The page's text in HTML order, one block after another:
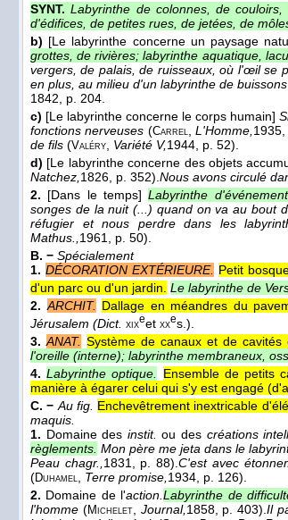
SYNT.Labyrinthe de colonnes, de
d'édifices, de petites rues, de jetées, de
b) [Le labyrinthe concerne un paysage
grottes, de rivières; labyrinthe aquatique,
vergers, de palais, de ruisseaux, où l'œil se
en plus, au milieu d'un labyrinthe de buissons
1842, p. 204.
c) [Le labyrinthe concerne le corps humain]
fonctions nerveuses (Carrel, L'Homme,1935,
de fils (Valéry, Variété V,1944, p. 52).
d) [Le labyrinthe concerne des objets
Natchez,1826, p. 352).Nous avons circulé
2. [Dans le temps] Labyrinthe
songes de la nuit (...) quand on va au bout
réfugier et nous perdre dans les
Mathus.,1961, p. 50).
B. − Spécialement
1. DÉCORATION EXTÉRIEURE. Petit
d'un parc ou d'un jardin. Le labyrinthe de
2. ARCHIT. Dallage en méandres du
Jérusalem (Dict. xixeet xxes.).
3. ANAT. Système de canaux et de
l'oreille (interne); labyrinthe membraneux,
4. Labyrinthe optique.
Ensemble de petits
manière à égarer celui qui s'y est engagé (
C. − Au fig. Enchevêtrement inextricable
maquis.
1. Domaine des instit.ou des créations
règlements. Mon père me jeta dans le
Peau chagr., 1831 , p. 88).C'est avec
(Duhamel Terre promise, 1934 , p. 126).
2. Domaine de l'action.Labyrinthe de
l'homme (Michelet, Journal, 1858, p. 403).Il